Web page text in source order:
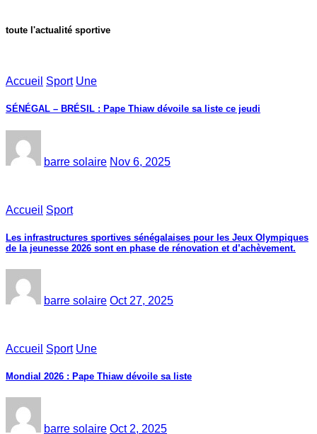
toute l'actualité sportive
Accueil Sport Une
SÉNÉGAL – BRÉSIL : Pape Thiaw dévoile sa liste ce jeudi
barre solaire Nov 6, 2025
Accueil Sport
Les infrastructures sportives sénégalaises pour les Jeux Olympiques
de la jeunesse 2026 sont en phase de rénovation et d’achèvement.
barre solaire Oct 27, 2025
Accueil Sport Une
Mondial 2026 : Pape Thiaw dévoile sa liste
barre solaire Oct 2, 2025